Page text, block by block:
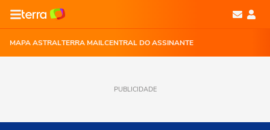
MAPA ASTRALTERRA MAILCENTRAL DO ASSINANTE
PUBLICIDADE